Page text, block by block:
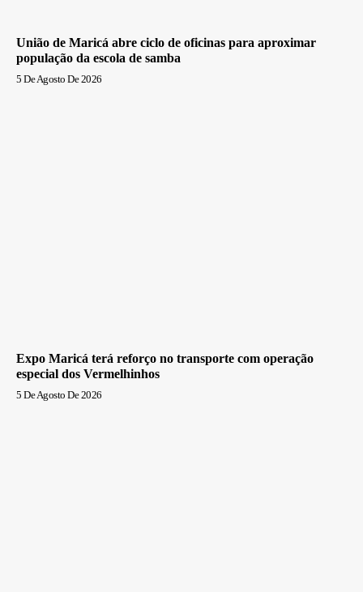
União de Maricá abre ciclo de oficinas para aproximar
população da escola de samba
5 De Agosto De 2026
Expo Maricá terá reforço no transporte com operação
especial dos Vermelhinhos
5 De Agosto De 2026